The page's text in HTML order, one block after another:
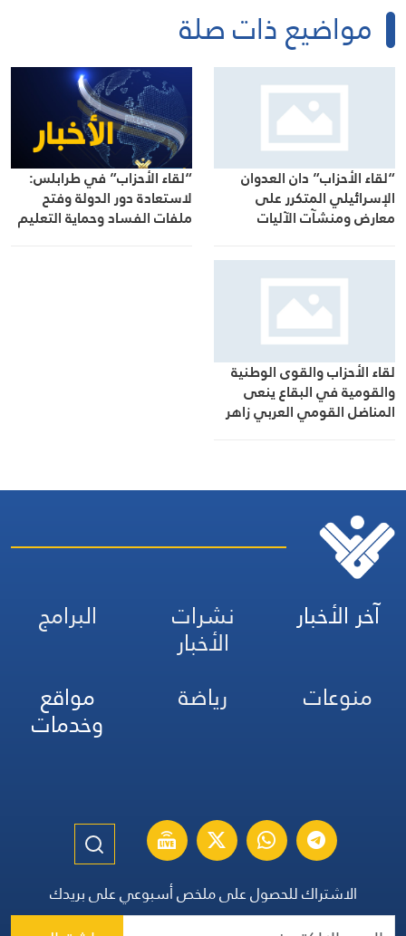
مواضيع ذات صلة
“لقاء الأحزاب” دان العدوان
الإسرائيلي المتكرر على
معارض ومنشآت الآليات
“لقاء الأحزاب” في طرابلس:
لاستعادة دور الدولة وفتح
ملفات الفساد وحماية التعليم
لقاء الأحزاب والقوى الوطنية
والقومية في البقاع ينعى
المناضل القومي العربي زاهر
آخر الأخبار نشرات
الأخبار
البرامج
منوعات
رياضة مواقع
وخدمات
الاشتراك للحصول على ملخص أسبوعي على بريدك